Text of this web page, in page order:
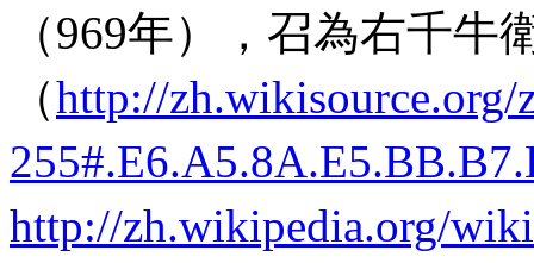
（969年），召為右千牛
（http://
http://zh.wikipedia.org/